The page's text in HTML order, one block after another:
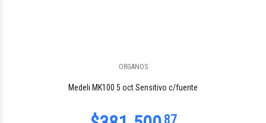
ORGANOS
Medeli MK100 5 oct Sensitivo c/fuente